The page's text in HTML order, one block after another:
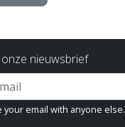
nieuwsbrief
email with anyone else.